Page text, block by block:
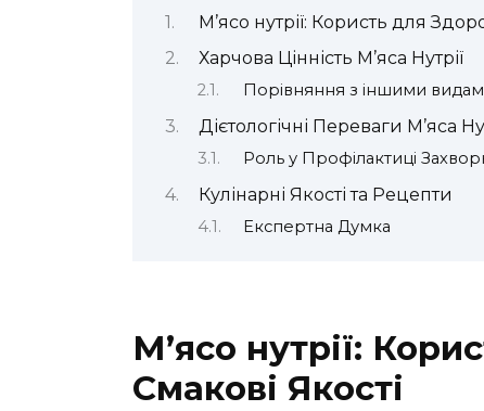
М’ясо нутрії: Користь для
Харчова Цінність М’яса Нутрії
Порівняння з іншими
Дієтологічні Переваги М’яса
Роль у Профілактиці
Кулінарні Якості та Рецепти
Експертна Думка
М’ясо нутрії:
Смакові Якості